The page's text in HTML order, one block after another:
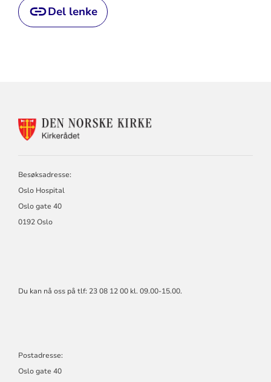
Del lenke
KONTAKTINFORMASJON
Besøksadresse:
Oslo Hospital
Oslo gate 40
0192 Oslo
Du kan nå oss på tlf: 23 08 12 00 kl. 09.00-15.00.
Postadresse:
Oslo gate 40